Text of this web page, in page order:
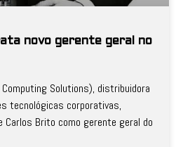
novo gerente geral no
Solutions), distribuidora
tecnológicas corporativas,
Carlos Brito como gerente geral do